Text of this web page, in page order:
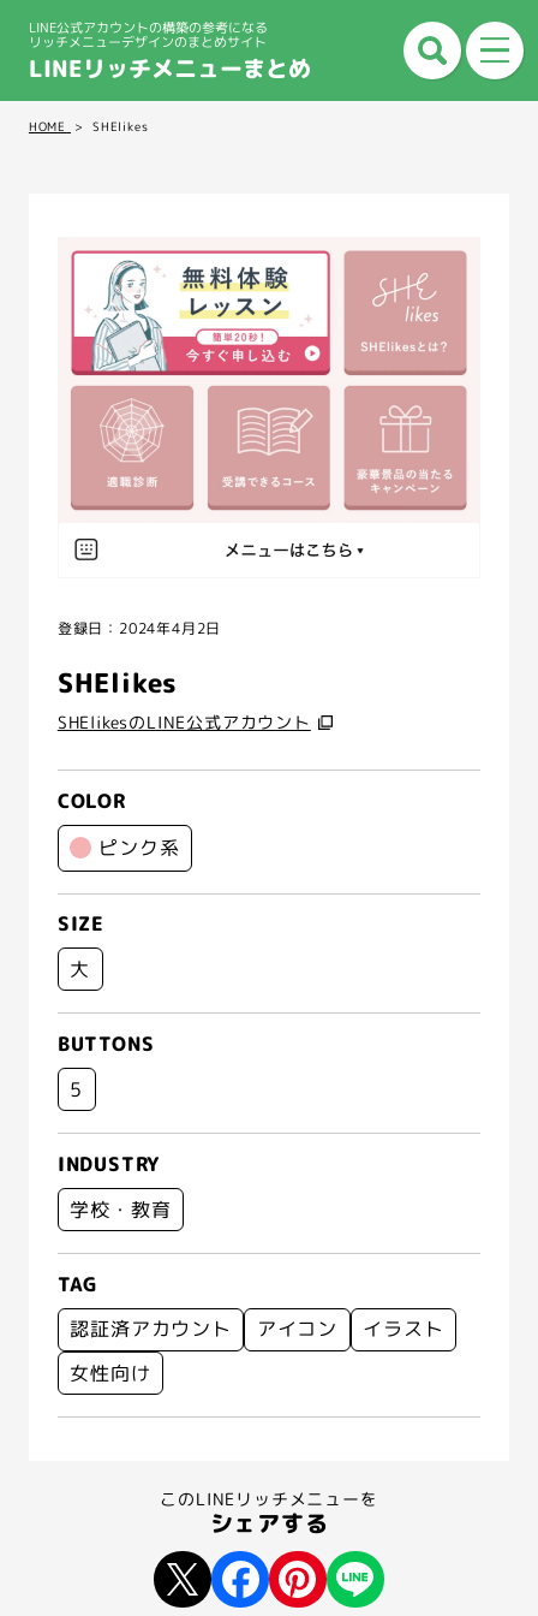
LINE公式アカウントの構築の参考になる
リッチメニューデザインのまとめサイト
LINEリッチメニューまとめ
HOME SHElikes
登録日：2024年4月2日
SHElikes
SHElikesのLINE公式アカウント
COLOR
ピンク系
SIZE
大
BUTTONS
5
INDUSTRY
学校・教育
TAG
認証済アカウント
アイコン
イラスト
女性向け
このLINEリッチメニューを
シェアする